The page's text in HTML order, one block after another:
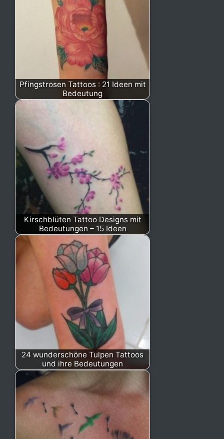
Pfingstrosen Tattoos : 21 Ideen mit
Bedeutung
Kirschblüten Tattoo Designs mit
Bedeutungen – 15 Ideen
24 wunderschöne Tulpen Tattoos
und ihre Bedeutungen